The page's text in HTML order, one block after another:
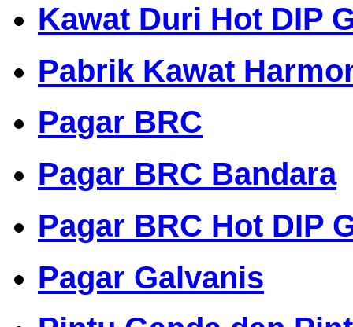
Kawat Duri Hot DIP
Pabrik Kawat
Pagar BRC
Pagar BRC Bandara
Pagar BRC Hot DIP
Pagar Galvanis